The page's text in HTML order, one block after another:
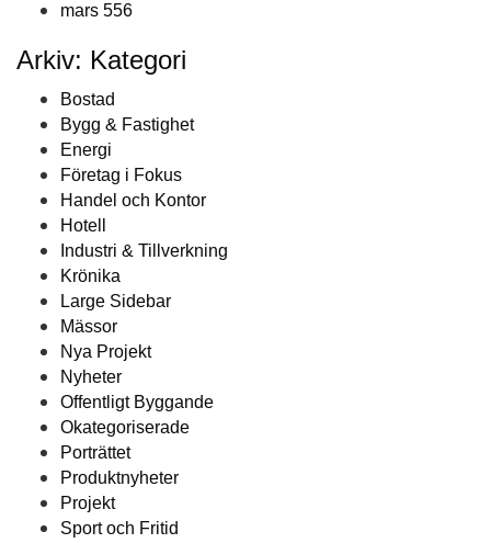
mars 556
Arkiv: Kategori
Bostad
Bygg & Fastighet
Energi
Företag i Fokus
Handel och Kontor
Hotell
Industri & Tillverkning
Krönika
Large Sidebar
Mässor
Nya Projekt
Nyheter
Offentligt Byggande
Okategoriserade
Porträttet
Produktnyheter
Projekt
Sport och Fritid